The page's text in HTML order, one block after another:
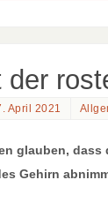
der
April 2021
glauben, dass
Gehirn